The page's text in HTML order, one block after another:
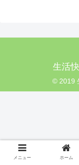
生活
© 2019
メニュー ホーム